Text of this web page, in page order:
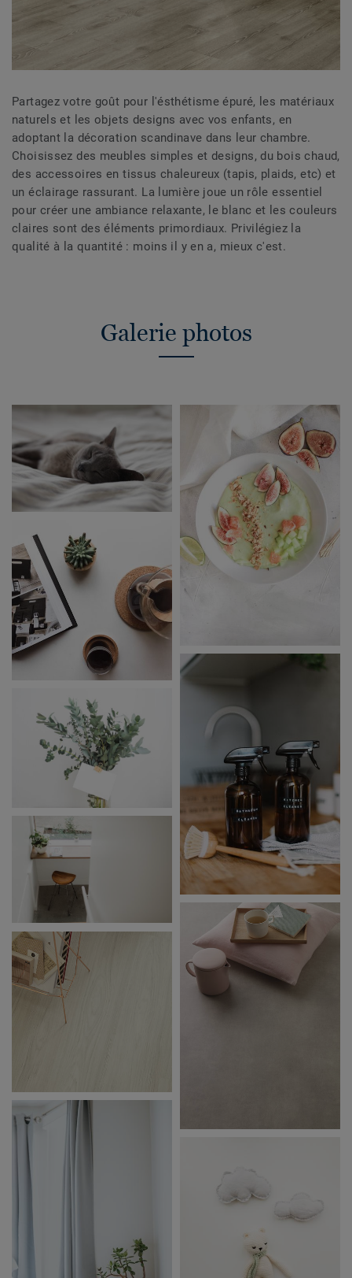
Partagez votre goût pour l'ésthétisme épuré, les matériaux
naturels et les objets designs avec vos enfants, en
adoptant la décoration scandinave dans leur chambre.
Choisissez des meubles simples et designs, du bois chaud,
des accessoires en tissus chaleureux (tapis, plaids, etc) et
un éclairage rassurant. La lumière joue un rôle essentiel
pour créer une ambiance relaxante, le blanc et les couleurs
claires sont des éléments primordiaux. Privilégiez la
qualité à la quantité : moins il y en a, mieux c'est.
Galerie photos